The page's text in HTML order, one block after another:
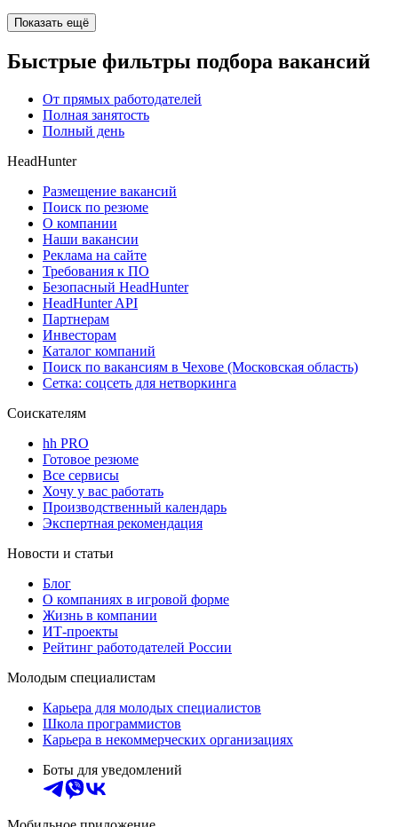
Показать ещё
Быстрые фильтры подбора вакансий
От прямых работодателей
Полная занятость
Полный день
HeadHunter
Размещение вакансий
Поиск по резюме
О компании
Наши вакансии
Реклама на сайте
Требования к ПО
Безопасный HeadHunter
HeadHunter API
Партнерам
Инвесторам
Каталог компаний
Поиск по вакансиям в Чехове (Московская область)
Сетка: соцсеть для нетворкинга
Соискателям
hh PRO
Готовое резюме
Все сервисы
Хочу у вас работать
Производственный календарь
Экспертная рекомендация
Новости и статьи
Блог
О компаниях в игровой форме
Жизнь в компании
ИТ-проекты
Рейтинг работодателей России
Молодым специалистам
Карьера для молодых специалистов
Школа программистов
Карьера в некоммерческих организациях
Боты для уведомлений